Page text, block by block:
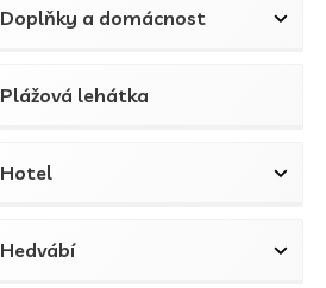
Doplňky a domácnost
Plážová lehátka
Hotel
Hedvábí